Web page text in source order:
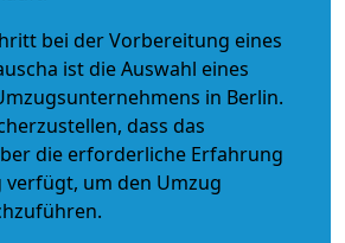
bei der Vorbereitung eines
ist die Auswahl eines
in Berlin.
dass das
die erforderliche Erfahrung
um den Umzug